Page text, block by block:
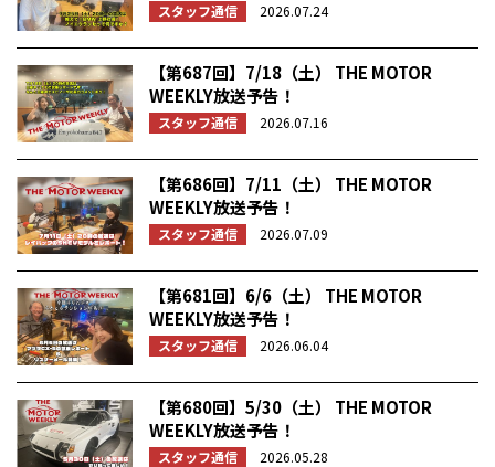
スタッフ通信 2026.07.24
【第687回】7/18（土） THE MOTOR
WEEKLY放送予告！
スタッフ通信 2026.07.16
【第686回】7/11（土） THE MOTOR
WEEKLY放送予告！
スタッフ通信 2026.07.09
【第681回】6/6（土） THE MOTOR
WEEKLY放送予告！
スタッフ通信 2026.06.04
【第680回】5/30（土） THE MOTOR
WEEKLY放送予告！
スタッフ通信 2026.05.28